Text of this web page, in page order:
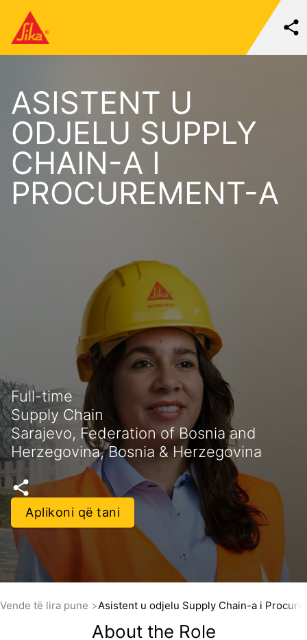
ASISTENT U
ODJELU SUPPLY
CHAIN-A I
PROCUREMENT-A
Full-time
Supply Chain
Sarajevo, Federation of Bosnia and
Herzegovina, Bosnia & Herzegovina
Aplikoni që tani
Vende të lira pune Asistent u odjelu Supply Chain-a i
About the Role